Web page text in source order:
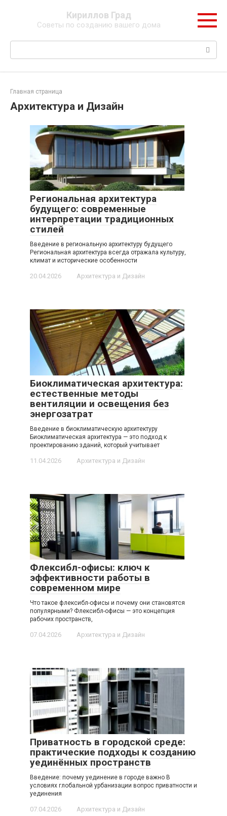
Кириллов Град
Советы по созданию вашего дома
Поиск:
Главная страница
Архитектура и Дизайн
Региональная архитектура
будущего: современные
интерпретации традиционных
стилей
Введение в региональную архитектуру будущего
Региональная архитектура всегда отражала культуру,
климат и исторические особенности
20.04.2026 Архитектура и Дизайн
Биоклиматическая архитектура:
естественные методы
вентиляции и освещения без
энергозатрат
Введение в биоклиматическую архитектуру
Биоклиматическая архитектура — это подход к
проектированию зданий, который учитывает
11.04.2026 Архитектура и Дизайн
Флексибл-офисы: ключ к
эффективности работы в
современном мире
Что такое флексибл-офисы и почему они становятся
популярными? Флексибл-офисы — это концепция
рабочих пространств,
07.04.2026 Архитектура и Дизайн
Приватность в городской среде:
практические подходы к созданию
уединённых пространств
Введение: почему уединение в городе важно В
условиях глобальной урбанизации вопрос приватности и
уединения
07.04.2026 Архитектура и Дизайн